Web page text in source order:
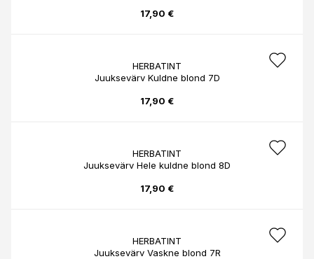
17,90 €
HERBATINT
Juuksevärv Kuldne blond 7D
17,90 €
HERBATINT
Juuksevärv Hele kuldne blond 8D
17,90 €
HERBATINT
Juuksevärv Vaskne blond 7R